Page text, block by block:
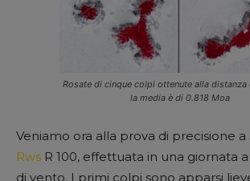
Rosate di cinque colpi ottenute alla
la media è di 0.818 Moa
Veniamo ora alla prova di precisione
Rws R 100, effettuata in una giornata
di vento. I primi colpi sono apparsi